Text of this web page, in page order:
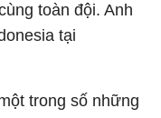
toàn đội. Anh
tại
trong số những